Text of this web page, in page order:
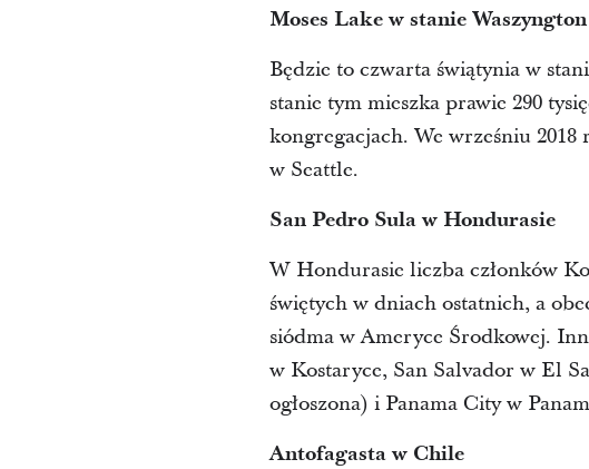
Moses Lake w stanie Waszyngton
Będzie to czwarta świątynia w
stanie tym mieszka prawie 290
kongregacjach. We wrześniu
w Seattle.
San Pedro Sula w Hondurasie
W Hondurasie liczba członków
świętych w dniach ostatnich, a
siódma w Ameryce Środkowej.
w Kostaryce, San Salvador w El
ogłoszona) i Panama City w
Antofagasta w Chile